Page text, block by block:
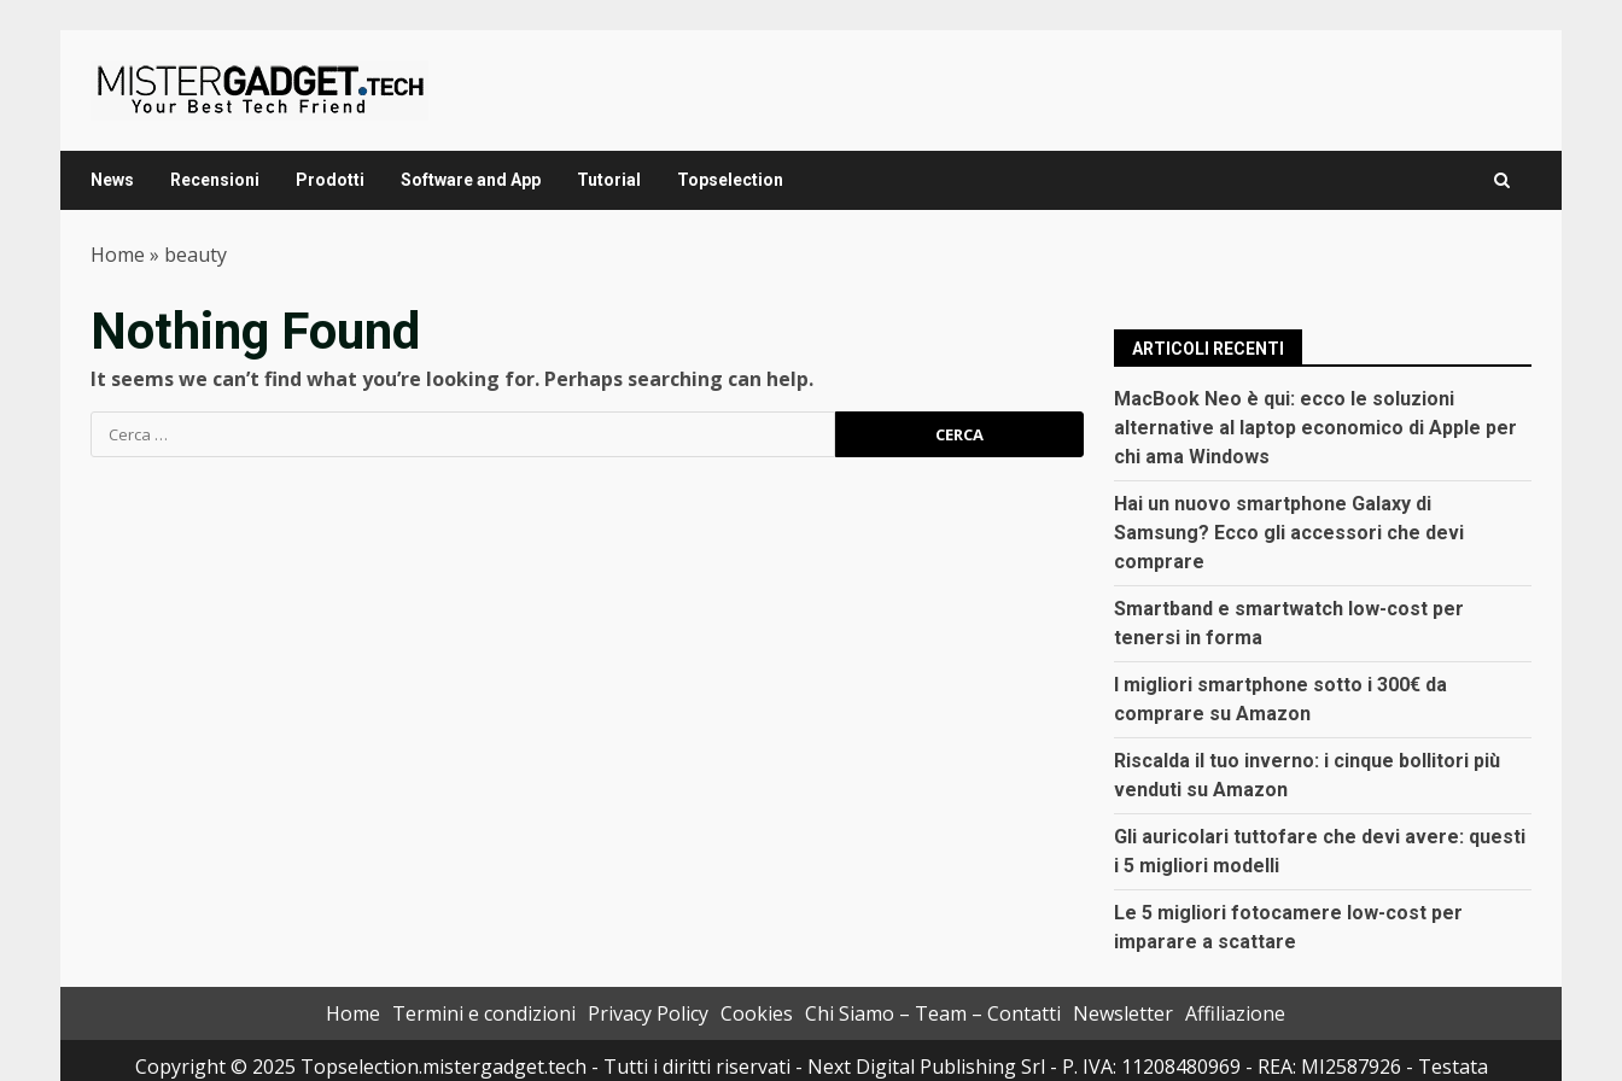
content
News Recensioni Prodotti Software and App Tutorial Topselection
Home » beauty
Nothing Found
It seems we can’t find what you’re looking for. Perhaps searching can help.
Ricerca
per:
ARTICOLI RECENTI
MacBook Neo è qui: ecco le soluzioni
alternative al laptop economico di Apple per
chi ama Windows
Hai un nuovo smartphone Galaxy di
Samsung? Ecco gli accessori che devi
comprare
Smartband e smartwatch low-cost per
tenersi in forma
I migliori smartphone sotto i 300€ da
comprare su Amazon
Riscalda il tuo inverno: i cinque bollitori più
venduti su Amazon
Gli auricolari tuttofare che devi avere: questi
i 5 migliori modelli
Le 5 migliori fotocamere low-cost per
imparare a scattare
Home Termini e condizioni Privacy Policy Cookies Chi Siamo – Team – Contatti Newsletter Affiliazione
Copyright © 2025 Topselection.mistergadget.tech - Tutti i diritti riservati - Next Digital Publishing Srl - P. IVA: 11208480969 - REA: MI2587926 - Testata